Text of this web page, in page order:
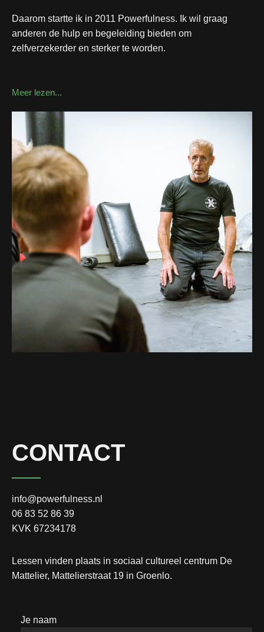
Daarom startte ik in 2011 Powerfulness. Ik wil graag
anderen de hulp en begeleiding bieden om
zelfverzekerder en sterker te worden.
Meer lezen...
CONTACT
info@powerfulness.nl
06 83 52 86 39
KVK 67234178
Lessen vinden plaats in sociaal cultureel centrum De
Mattelier, Mattelierstraat 19 in Groenlo.
Je naam